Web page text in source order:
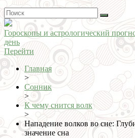
Гороскопы и астрологический
день
Перейти
Главная
>
Сонник
>
К чему снится волк
>
Нападение волков во сне:
значение сна